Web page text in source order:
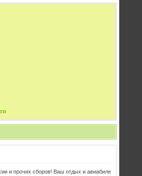
сборов! Ваш отдых и авиабилеты в одном клике от Вас!